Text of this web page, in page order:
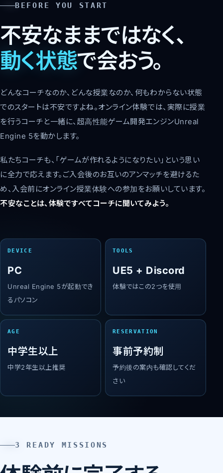
BEFORE YOU START
不安なままではなく、
動く状態で会おう。
どんなコーチなのか、どんな授業なのか、何もわからない状態
でのスタートは不安ですよね。オンライン体験では、実際に授業
を行うコーチと一緒に、超高性能ゲーム開発エンジンUnreal
Engine 5を動かします。
私たちコーチも、「ゲームが作れるようになりたい」という思い
に全力で応えます。ご入会後のお互いのアンマッチを避けるた
め、入会前にオンライン授業体験への参加をお願いしています。
不安なことは、体験ですべてコーチに聞いてみよう。
DEVICE
PC
Unreal Engine 5が起動でき
るパソコン
TOOLS
UE5 + Discord
体験ではこの2つを使用
AGE
中学生以上
中学2年生以上推奨
RESERVATION
事前予約制
予約後の案内も確認してくだ
さい
3 READY MISSIONS